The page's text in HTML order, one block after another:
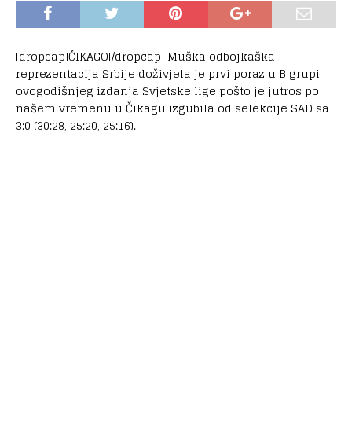
[dropcap]ČIKAGO[/dropcap] Muška odbojkaška
reprezentacija Srbije doživjela je prvi poraz u B grupi
ovogodišnjeg izdanja Svjetske lige pošto je jutros po
našem vremenu u Čikagu izgubila od selekcije SAD sa
3:0 (30:28, 25:20, 25:16).